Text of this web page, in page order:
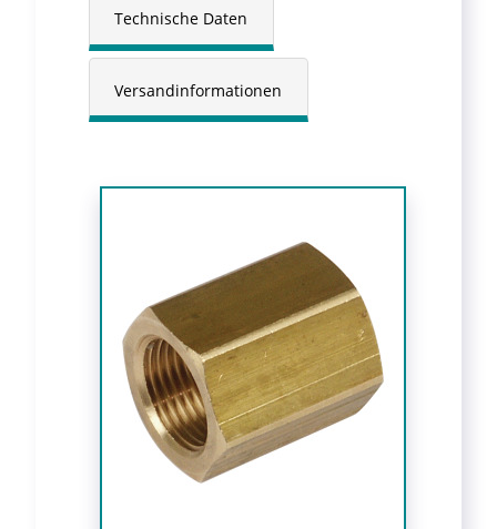
Technische Daten
Versandinformationen